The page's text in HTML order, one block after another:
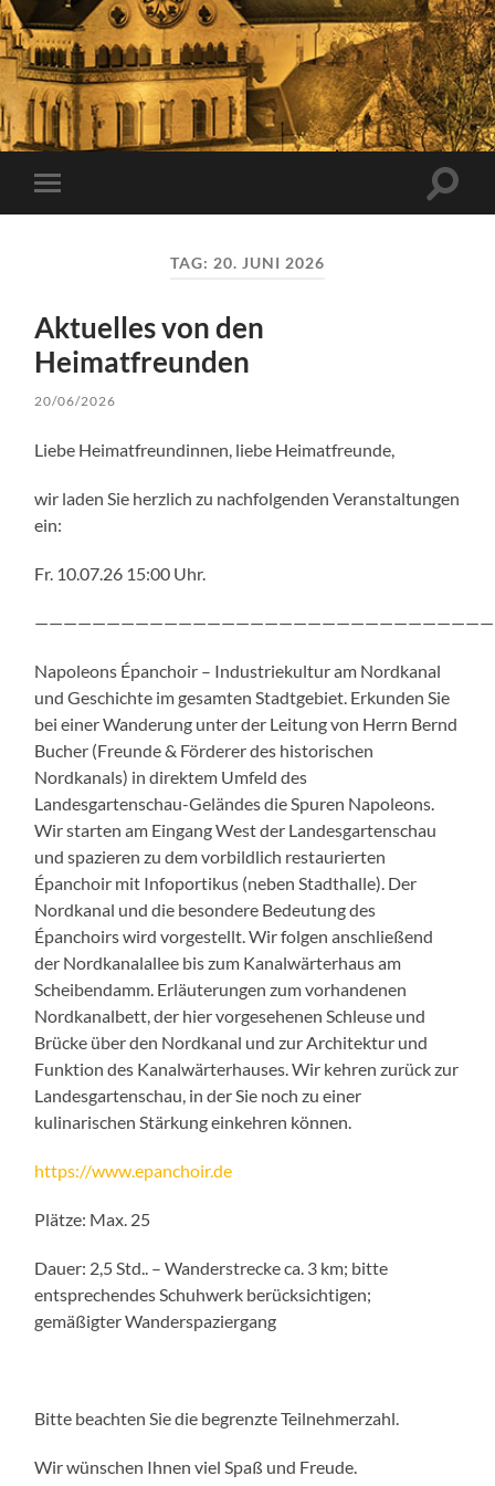
Mobile-
Menü
TAG: 20. JUNI 2026
Aktuelles von den
Heimatfreunden
20/06/2026
Liebe Heimatfreundinnen, liebe Heimatfreunde,
wir laden Sie herzlich zu nachfolgenden Veranstaltungen
ein:
Fr. 10.07.26 15:00 Uhr.
Napoleons Épanchoir – Industriekultur am Nordkanal
und Geschichte im gesamten Stadtgebiet. Erkunden Sie
bei einer Wanderung unter der Leitung von Herrn Bernd
Bucher (Freunde & Förderer des historischen
Nordkanals) in direktem Umfeld des
Landesgartenschau-Geländes die Spuren Napoleons.
Wir starten am Eingang West der Landesgartenschau
und spazieren zu dem vorbildlich restaurierten
Épanchoir mit Infoportikus (neben Stadthalle). Der
Nordkanal und die besondere Bedeutung des
Épanchoirs wird vorgestellt. Wir folgen anschließend
der Nordkanalallee bis zum Kanalwärterhaus am
Scheibendamm. Erläuterungen zum vorhandenen
Nordkanalbett, der hier vorgesehenen Schleuse und
Brücke über den Nordkanal und zur Architektur und
Funktion des Kanalwärterhauses. Wir kehren zurück zur
Landesgartenschau, in der Sie noch zu einer
kulinarischen Stärkung einkehren können.
https://www.epanchoir.de
Plätze: Max. 25
Dauer: 2,5 Std.. – Wanderstrecke ca. 3 km; bitte
entsprechendes Schuhwerk berücksichtigen;
gemäßigter Wanderspaziergang
Bitte beachten Sie die begrenzte Teilnehmerzahl.
Wir wünschen Ihnen viel Spaß und Freude.